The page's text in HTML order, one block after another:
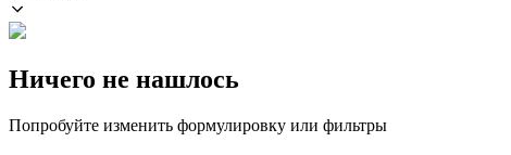
Ничего не нашлось
Попробуйте изменить формулировку или фильтры